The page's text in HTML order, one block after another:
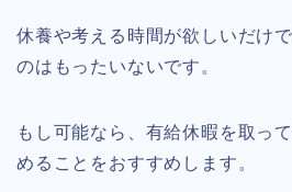
休養や考える時間が欲しいだけ
のはもったいないです。
もし可能なら、有給休暇を取っ
めることをおすすめします。